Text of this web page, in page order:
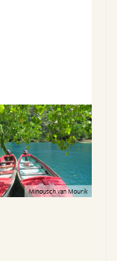
Minousch van Mourik